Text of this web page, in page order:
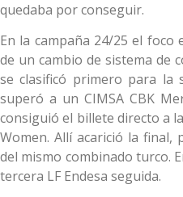
quedaba por conseguir.
En la campaña 24/25 el foco
de un cambio de sistema de
se clasificó primero para la
superó a un CIMSA CBK
consiguió el billete directo a
Women. Allí acarició la final,
del mismo combinado turco.
tercera LF Endesa seguida.